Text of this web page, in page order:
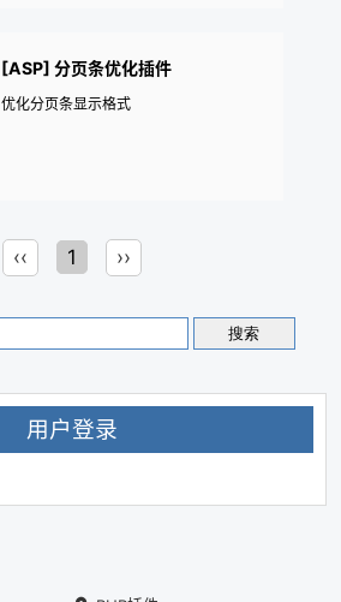
[ASP] 分页条优化插件
优化分页条显示格式
‹‹ 1 ››
用户登录